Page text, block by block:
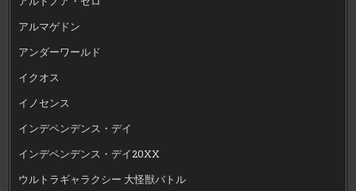
アルマゲドン
アンダーワールド
イクオス
イノセンス
インデペンデンス・デイ
インデペンデンス・デイ20XX
ウルトラギャラクシー 大怪獣バトル